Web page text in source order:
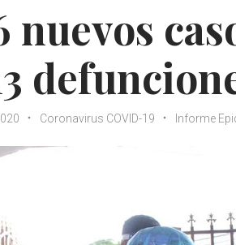
nuevos
Coronavirus COVID-19 Informe